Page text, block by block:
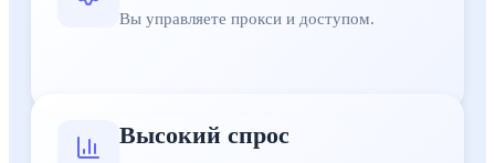
Вы управляете прокси и доступом.
Высокий спрос